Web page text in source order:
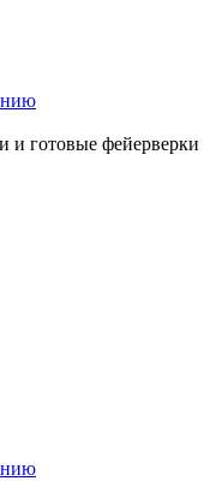
и готовые фейерверки